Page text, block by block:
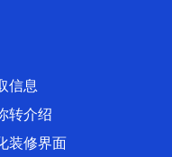
信息
转介绍
装修界面